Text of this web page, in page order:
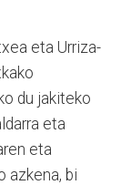
eta Urriza-
du jakiteko
eta
eta
azkena, bi